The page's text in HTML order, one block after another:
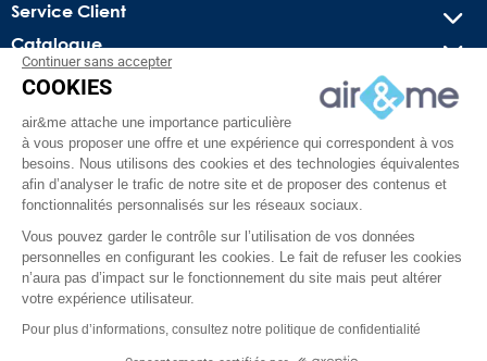
Service Client
Catalogue
Recevez nos offres spéciales !
Conseils pratiques, bons plans exclusifs et actus sur l’air
intérieur. Pas de spam, juré !
FacebookYouTubePinterestInstagramTikTok
Continuer sans accepter
COOKIES
air&me attache une importance particulière
à vous proposer une offre et une expérience qui correspondent à vos
besoins. Nous utilisons des cookies et des technologies équivalentes
afin d’analyser le trafic de notre site et de proposer des contenus et
fonctionnalités personnalisés sur les réseaux sociaux.
Vous pouvez garder le contrôle sur l’utilisation de vos données
personnelles en configurant les cookies. Le fait de refuser les cookies
n’aura pas d’impact sur le fonctionnement du site mais peut altérer
votre expérience utilisateur.
Pour plus d’informations, consultez notre politique de confidentialité